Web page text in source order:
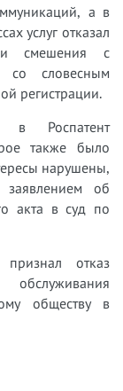
а в
услуг отказал
смешения с
со словесным
регистрации.
в Роспатент
также было
нарушены,
об
акта в суд по
отказ
обществу в